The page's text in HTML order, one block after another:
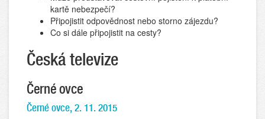
kartě nebezpečí?
Připojistit odpovědnost nebo storno zájezdu?
Co si dále připojistit na cesty?
Česká televize
Černé ovce
Černé ovce, 2. 11. 2015